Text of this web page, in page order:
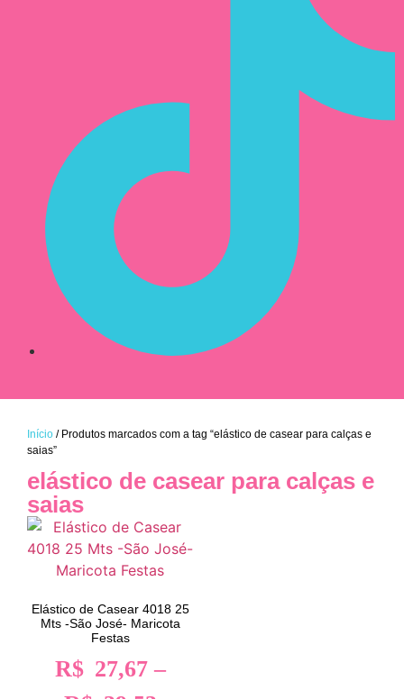
Início / Produtos marcados com a tag “elástico de casear para calças e
saias”
elástico de casear para calças e
saias
Elástico de Casear 4018 25
Mts -São José- Maricota
Festas
R$ 27,67 –